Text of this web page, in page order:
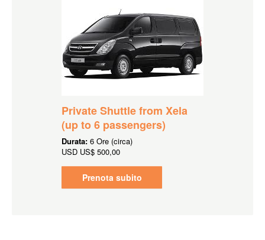
Private Shuttle from Xela
(up to 6 passengers)
Durata: 6 Ore (circa)
USD US$ 500,00
Prenota subito